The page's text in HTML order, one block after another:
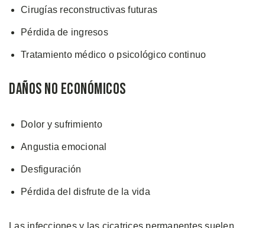
Cirugías reconstructivas futuras
Pérdida de ingresos
Tratamiento médico o psicológico continuo
Daños No Económicos
Dolor y sufrimiento
Angustia emocional
Desfiguración
Pérdida del disfrute de la vida